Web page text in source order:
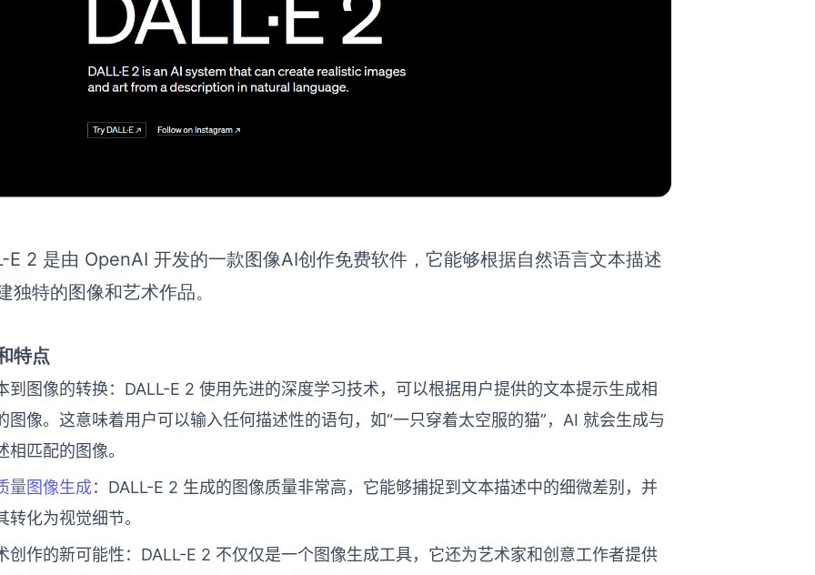
E 2 是由 OpenAI 开发的一款图像AI创作免费软件，它能够根据自然语言文本描述
独特的图像和艺术作品。
特点
到图像的转换：DALL-E 2 使用先进的深度学习技术，可以根据用户提供的文本提示生成相
图像。这意味着用户可以输入任何描述性的语句，如“一只穿着太空服的猫”，AI 就会生成与
相匹配的图像。
量图像生成：DALL-E 2 生成的图像质量非常高，它能够捕捉到文本描述中的细微差别，并
转化为视觉细节。
创作的新可能性：DALL-E 2 不仅仅是一个图像生成工具，它还为艺术家和创意工作者提供